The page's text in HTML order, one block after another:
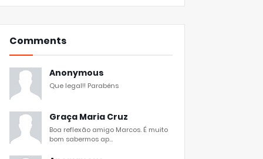
Comments
Anonymous
Que legal!! Parabéns
Graça Maria Cruz
Boa reflexão amigo Marcos. É muito
bom sabermos ap...